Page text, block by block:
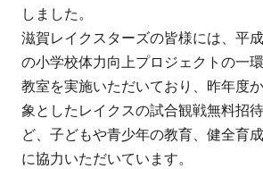
しました。
滋賀レイクスターズの皆様には、平
の小学校体力向上プロジェクトの一
教室を実施いただいており、昨年度
象としたレイクスの試合観戦無料招
ど、子どもや青少年の教育、健全育
に協力いただいています。